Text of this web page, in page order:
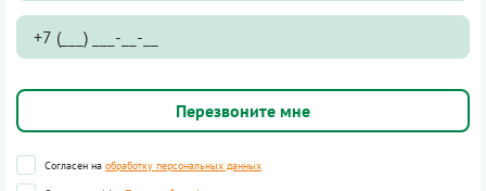
Согласен на обработку персональных данных